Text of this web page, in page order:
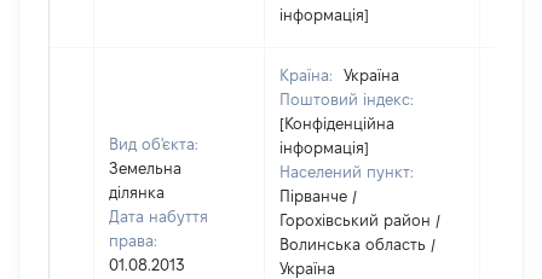
інформація]
Вид об'єкта:
Земельна
ділянка
Дата набуття
права:
01.08.2013
Країна:
Україна
Поштовий індекс:
[Конфіденційна
інформація]
Населений пункт:
Пірванче /
Горохівський район /
Волинська область /
Україна